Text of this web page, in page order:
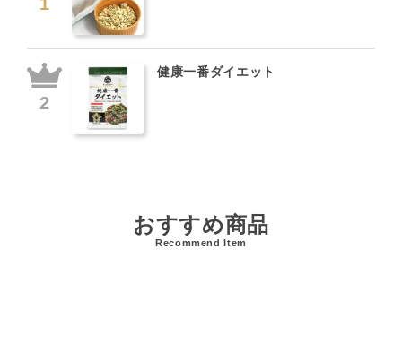
健康一番ダイエット
おすすめ商品
Recommend Item